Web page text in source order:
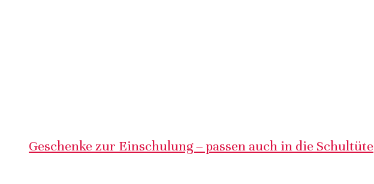
Geschenke zur Einschulung – passen auch in die Schultüte